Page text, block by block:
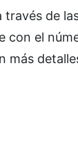
de
con el
más